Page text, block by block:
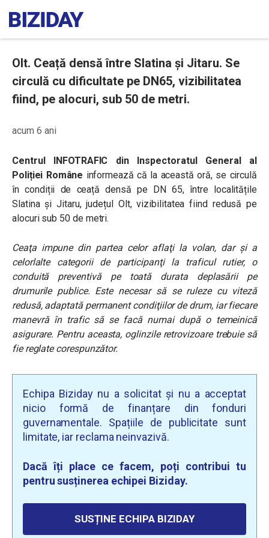
Olt. Ceață densă între Slatina și Jitaru. Se
circulă cu dificultate pe DN65, vizibilitatea
fiind, pe alocuri, sub 50 de metri.
acum 6 ani
Centrul INFOTRAFIC din Inspectoratul General al
Poliției Române informează că la această oră, se circulă
în condiții de ceață densă pe DN 65, între localitățile
Slatina și Jitaru, județul Olt, vizibilitatea fiind redusă pe
alocuri sub 50 de metri.
Ceaţa impune din partea celor aflaţi la volan, dar şi a
celorlalte categorii de participanţi la traficul rutier, o
conduită preventivă pe toată durata deplasării pe
drumurile publice. Este necesar să se ruleze cu viteză
redusă, adaptată permanent condiţiilor de drum, iar fiecare
manevră în trafic să se facă numai după o temeinică
asigurare. Pentru aceasta, oglinzile retrovizoare trebuie să
fie reglate corespunzător.
Echipa Biziday nu a solicitat și nu a acceptat
nicio formă de finanțare din fonduri
guvernamentale. Spațiile de publicitate sunt
limitate, iar reclama neinvazivă.
Dacă îți place ce facem, poți contribui tu
pentru susținerea echipei Biziday.
SUSȚINE ECHIPA BIZIDAY